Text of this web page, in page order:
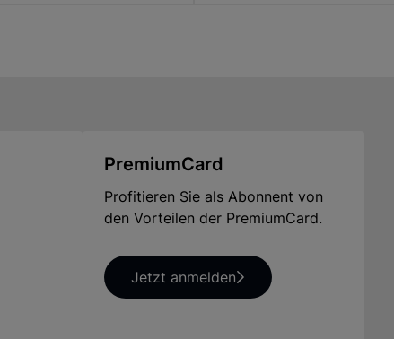
PremiumCard
Profitieren Sie als Abonnent von
den Vorteilen der PremiumCard.
Jetzt anmelden